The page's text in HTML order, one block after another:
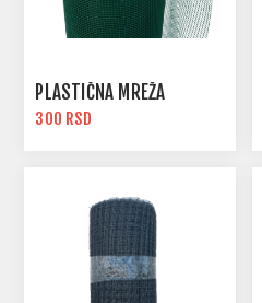
PLASTIČNA MREŽA
300 RSD